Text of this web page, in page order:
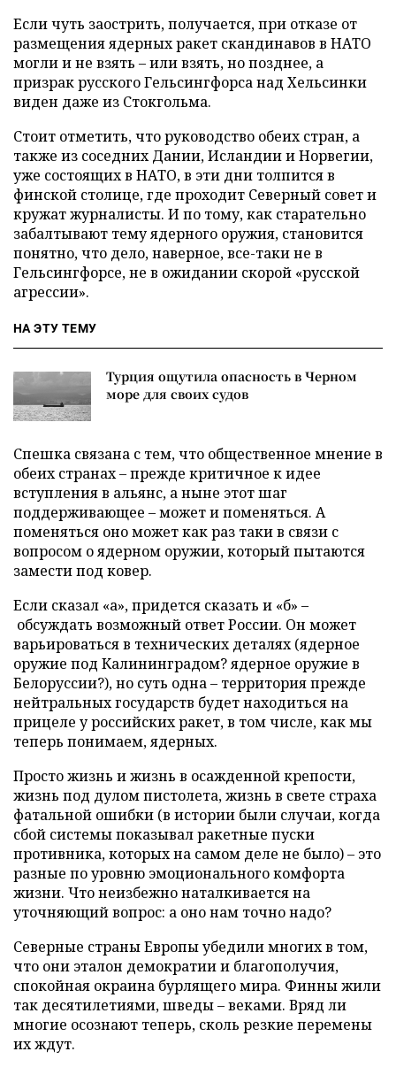
Если чуть заострить, получается, при отказе от
размещения ядерных ракет скандинавов в НАТО
могли и не взять – или взять, но позднее, а
призрак русского Гельсингфорса над Хельсинки
виден даже из Стокгольма.
Стоит отметить, что руководство обеих стран, а
также из соседних Дании, Исландии и Норвегии,
уже состоящих в НАТО, в эти дни толпится в
финской столице, где проходит Северный совет и
кружат журналисты. И по тому, как старательно
забалтывают тему ядерного оружия, становится
понятно, что дело, наверное, все-таки не в
Гельсингфорсе, не в ожидании скорой «русской
агрессии».
НА ЭТУ ТЕМУ
Турция ощутила опасность в Черном
море для своих судов
Спешка связана с тем, что общественное мнение в
обеих странах – прежде критичное к идее
вступления в альянс, а ныне этот шаг
поддерживающее – может и поменяться. А
поменяться оно может как раз таки в связи с
вопросом о ядерном оружии, который пытаются
замести под ковер.
Если сказал «а», придется сказать и «б» –
обсуждать возможный ответ России. Он может
варьироваться в технических деталях (ядерное
оружие под Калининградом? ядерное оружие в
Белоруссии?), но суть одна – территория прежде
нейтральных государств будет находиться на
прицеле у российских ракет, в том числе, как мы
теперь понимаем, ядерных.
Просто жизнь и жизнь в осажденной крепости,
жизнь под дулом пистолета, жизнь в свете страха
фатальной ошибки (в истории были случаи, когда
сбой системы показывал ракетные пуски
противника, которых на самом деле не было) – это
разные по уровню эмоционального комфорта
жизни. Что неизбежно наталкивается на
уточняющий вопрос: а оно нам точно надо?
Северные страны Европы убедили многих в том,
что они эталон демократии и благополучия,
спокойная окраина бурлящего мира. Финны жили
так десятилетиями, шведы – веками. Вряд ли
многие осознают теперь, сколь резкие перемены
их ждут.